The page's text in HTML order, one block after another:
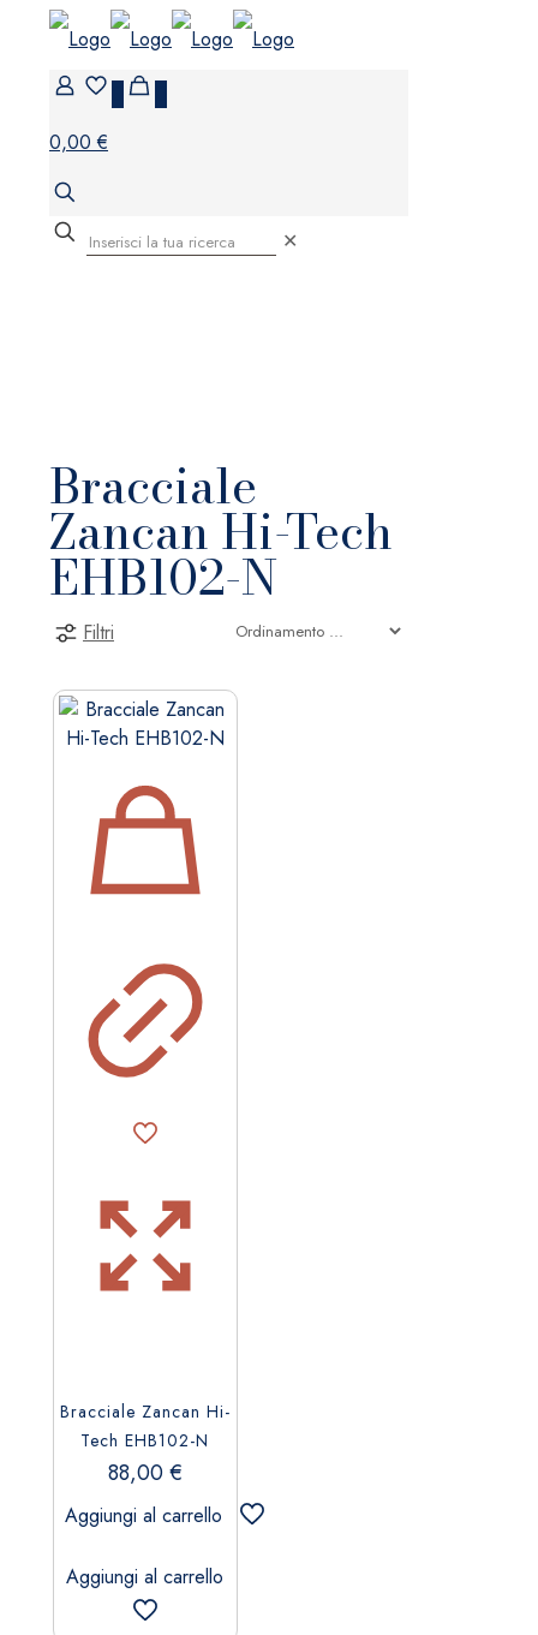
0,00 €
✕
Bracciale
Zancan Hi-Tech
EHB102-N
Filtri
Bracciale Zancan Hi-
Tech EHB102-N
88,00€
Aggiungi al carrello
Aggiungi al carrello